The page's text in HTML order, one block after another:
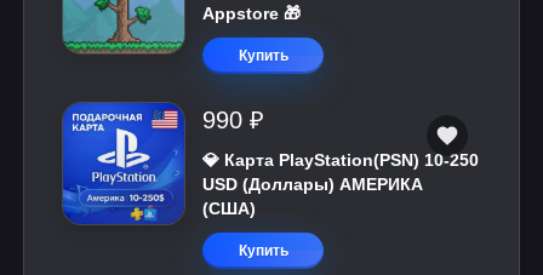
Appstore 🎁
Купить
990 ₽
💎 Карта PlayStation(PSN) 10-250
USD (Доллары) АМЕРИКА
(США)
Купить